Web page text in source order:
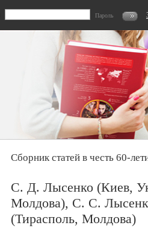
Пароль
Сборник статей в честь 60-
С. Д. Лысенко (Киев,
Молдова), С. С.
(Тирасполь, Молдова)